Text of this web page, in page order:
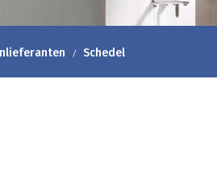
Schedel